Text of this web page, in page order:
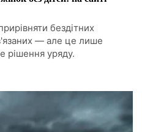
бездітних
— але це лише
рішення уряду.